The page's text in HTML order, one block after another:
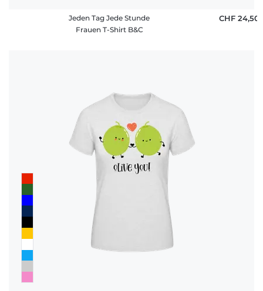
Jeden Tag Jede Stunde
Frauen T-Shirt B&C
CHF 24,50